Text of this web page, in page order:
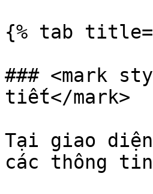
{% tab
### <mark
tiết</mark>
Tại giao
các thông